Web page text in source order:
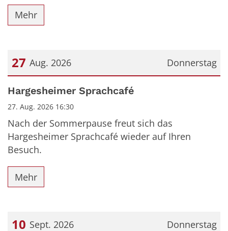
Mehr
Donnerstag
27 Aug. 2026
Datum: 27. August 2026
Hargesheimer Sprachcafé
27. Aug. 2026 16:30
Nach der Sommerpause freut sich das
Hargesheimer Sprachcafé wieder auf Ihren
Besuch.
Mehr
Donnerstag
10 Sept. 2026